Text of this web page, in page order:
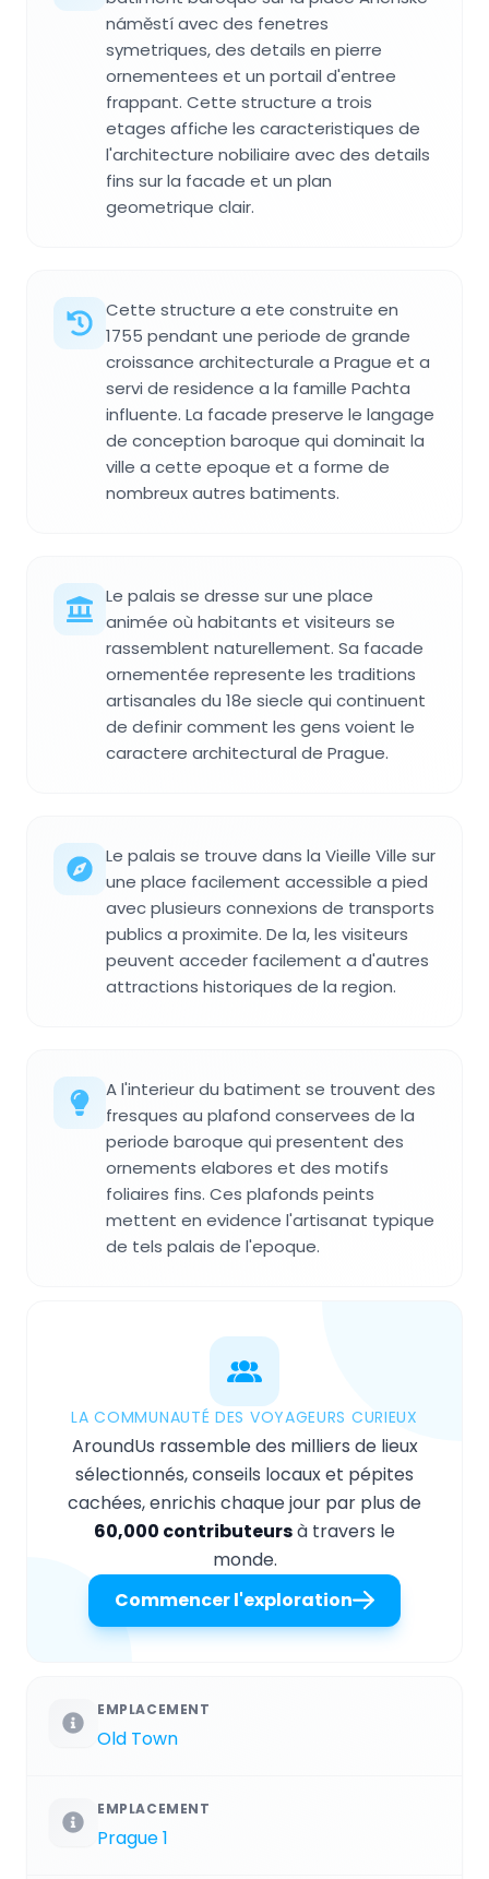
náměstí avec des fenetres
symetriques, des details en pierre
ornementees et un portail d'entree
frappant. Cette structure a trois
etages affiche les caracteristiques de
l'architecture nobiliaire avec des details
fins sur la facade et un plan
geometrique clair.
Cette structure a ete construite en
1755 pendant une periode de grande
croissance architecturale a Prague et a
servi de residence a la famille Pachta
influente. La facade preserve le langage
de conception baroque qui dominait la
ville a cette epoque et a forme de
nombreux autres batiments.
Le palais se dresse sur une place
animée où habitants et visiteurs se
rassemblent naturellement. Sa facade
ornementée represente les traditions
artisanales du 18e siecle qui continuent
de definir comment les gens voient le
caractere architectural de Prague.
Le palais se trouve dans la Vieille Ville sur
une place facilement accessible a pied
avec plusieurs connexions de transports
publics a proximite. De la, les visiteurs
peuvent acceder facilement a d'autres
attractions historiques de la region.
A l'interieur du batiment se trouvent des
fresques au plafond conservees de la
periode baroque qui presentent des
ornements elabores et des motifs
foliaires fins. Ces plafonds peints
mettent en evidence l'artisanat typique
de tels palais de l'epoque.
LA COMMUNAUTÉ DES VOYAGEURS CURIEUX
AroundUs rassemble des milliers de lieux
sélectionnés, conseils locaux et pépites
cachées, enrichis chaque jour par plus de
60,000 contributeursà travers le
monde.
Commencer l'exploration
EMPLACEMENT
Old Town
EMPLACEMENT
Prague 1